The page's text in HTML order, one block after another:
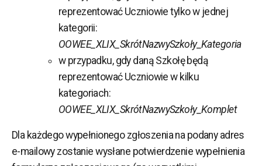
reprezentować Uczniowie tylko w jednej
kategorii:
OOWEE_XLIX_SkrótNazwySzkoły_Kategoria
w przypadku, gdy daną Szkołę będą
reprezentować Uczniowie w kilku
kategoriach:
OOWEE_XLIX_SkrótNazwySzkoły_Komplet
Dla każdego wypełnionego zgłoszenia na podany adres
e-mailowy zostanie wysłane potwierdzenie wypełnienia